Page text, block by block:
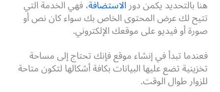
هنا بالتحديد يكمن دورالاستضافة، فهي الخدمة التي
تتيح لك عرض المحتوى الخاص بك سواء كان نص أو
صورة أو فيديو على موقعك الإلكتروني.
فعندما تبدأ في إنشاء موقع فإنك تحتاج إلى مساحة
تخزينية تضع عليها البيانات بكافة أشكالها لتكون متاحة
للزوار طوال الوقت.